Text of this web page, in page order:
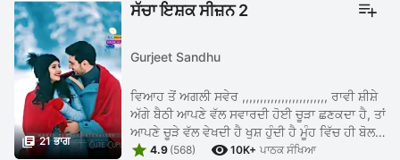
 21 ਭਾਗ
ਸੱਚਾ ਇਸ਼ਕ ਸੀਜ਼ਨ 2
Gurjeet Sandhu
ਵਿਆਹ ਤੋਂ ਅਗਲੀ ਸਵੇਰ ,,,,,,,,,,,,,,,,,,,,,,,, ਰਾਵੀ ਸ਼ੀਸ਼ੇ
ਅੱਗੇ ਬੈਠੀ ਆਪਣੇ ਵੱਲ ਸਵਾਰਦੀ ਹੋਈ ਚੂੜਾ ਛਣਕਦਾ ਹੈ, ਤਾਂ
ਆਪਣੇ ਚੂੜੇ ਵੱਲ ਵੇਖਦੀ ਹੈ ਖੁਸ਼ ਹੁੰਦੀ ਹੈ ਮੂੰਹ ਵਿੱਚ ਹੀ ਬੋਲਣ
ਲੱਗਦੀ ਹੈ ਲਵ ਯੂ ਸਮਰ ਸ਼ਰਮਾ ਕੇ ਆਪਣੇ ...
 4.9 (568)  10K+ ਪਾਠਕ ਸੰਖਿਆ